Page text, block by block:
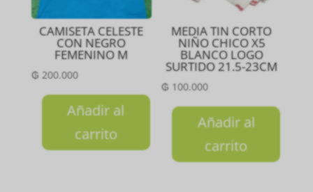
CAMISETA CELESTE
CON NEGRO
FEMENINO M
₲200.000
Añadir al
carrito
MEDIA TIN CORTO
NIÑO CHICO X5
BLANCO LOGO
SURTIDO 21.5-23CM
₲ 100.000
Añadir al
carrito